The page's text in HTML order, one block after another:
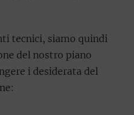
tecnici, siamo quindi
del nostro piano
i desiderata del